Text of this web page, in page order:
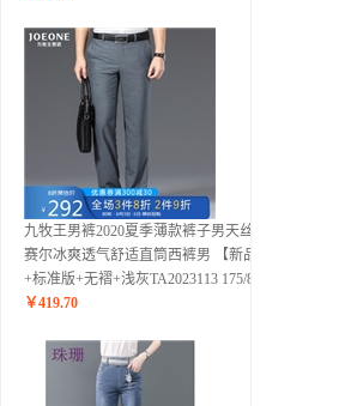
九牧王男裤2020夏季薄款裤子男天丝莱
赛尔冰爽透气舒适直筒西裤男 【新品】
+标准版+无褶+浅灰TA2023113 175/84A
￥419.70